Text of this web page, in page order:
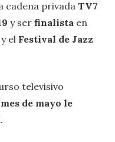
cadena privada TV7
y ser finalista en
y el Festival de Jazz
televisivo
de mayo le
.